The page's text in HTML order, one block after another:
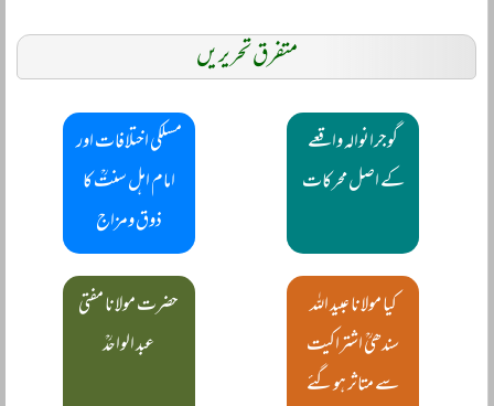
متفرق تحریریں
گوجرانوالہ واقعے
کے اصل محرکات
مسلکی اختلافات اور
امام اہل سنتؒ کا
ذوق ومزاج
کیا مولانا عبید اللہ
سندھیؒ اشتراکیت
سے متاثر ہوگئے
حضرت مولانا مفتی
عبد الواحدؒ